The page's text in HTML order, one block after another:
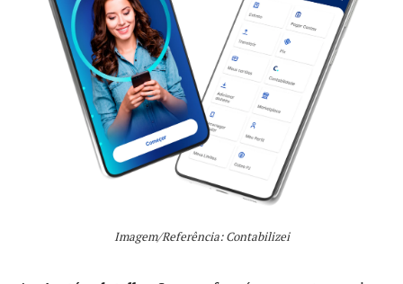
Imagem/Referência: Contabilizei